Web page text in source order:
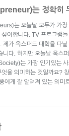
는 정확히
는 오늘날 모두가 가장
어합니다. TV 프로그램
제가 옥스퍼드 대학을 다
니다. 하지만 오늘날 옥스
는 가장 인기있는 사
을 의미하는 것일까요?
에게 잘 알려져 있는 의미